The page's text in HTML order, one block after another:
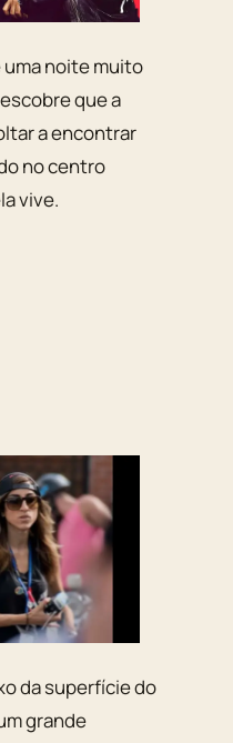
uma noite muito
que a
a encontrar
no centro
vive.
da superfície do
grande